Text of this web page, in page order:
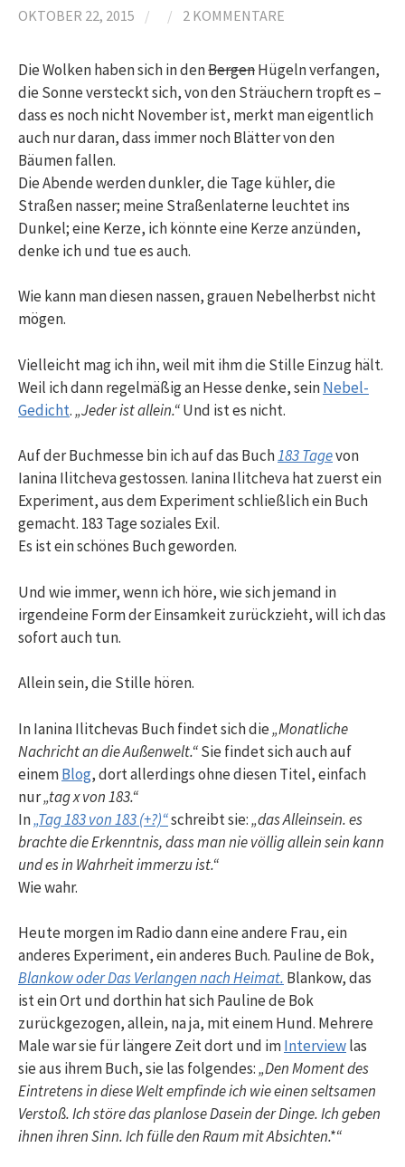
OKTOBER 22, 2015 / / 2 KOMMENTARE
Die Wolken haben sich in denBergenHügeln verfangen,
die Sonne versteckt sich, von den Sträuchern tropft es –
dass es noch nicht November ist, merkt man eigentlich
auch nur daran, dass immer noch Blätter von den
Bäumen fallen.
Die Abende werden dunkler, die Tage kühler, die
Straßen nasser; meine Straßenlaterne leuchtet ins
Dunkel; eine Kerze, ich könnte eine Kerze anzünden,
denke ich und tue es auch.
Wie kann man diesen nassen, grauen Nebelherbst nicht
mögen.
Vielleicht mag ich ihn, weil mit ihm die Stille Einzug hält.
Weil ich dann regelmäßig an Hesse denke, seinNebel-
Gedicht.„Jeder ist allein.“Und ist es nicht.
Auf der Buchmesse bin ich auf das Buch183 Tagevon
Ianina Ilitcheva gestossen. Ianina Ilitcheva hat zuerst ein
Experiment, aus dem Experiment schließlich ein Buch
gemacht. 183 Tage soziales Exil.
Es ist ein schönes Buch geworden.
Und wie immer, wenn ich höre, wie sich jemand in
irgendeine Form der Einsamkeit zurückzieht, will ich das
sofort auch tun.
Allein sein, die Stille hören.
In Ianina Ilitchevas Buch findet sich die„Monatliche
Nachricht an die Außenwelt.“Sie findet sich auch auf
einemBlog, dort allerdings ohne diesen Titel, einfach
nur„tag x von 183.“
In„Tag 183 von 183 (+?)“schreibt sie:„das Alleinsein. es
brachte die Erkenntnis, dass man nie völlig allein sein kann
und es in Wahrheit immerzu ist.“
Wie wahr.
Heute morgen im Radio dann eine andere Frau, ein
anderes Experiment, ein anderes Buch. Pauline de Bok,
Blankow oder Das Verlangen nach Heimat. Blankow, das
ist ein Ort und dorthin hat sich Pauline de Bok
zurückgezogen, allein, na ja, mit einem Hund. Mehrere
Male war sie für längere Zeit dort und imInterviewlas
sie aus ihrem Buch, sie las folgendes:„Den Moment des
Eintretens in diese Welt empfinde ich wie einen seltsamen
Verstoß. Ich störe das planlose Dasein der Dinge. Ich geben
ihnen ihren Sinn. Ich fülle den Raum mit Absichten.*“